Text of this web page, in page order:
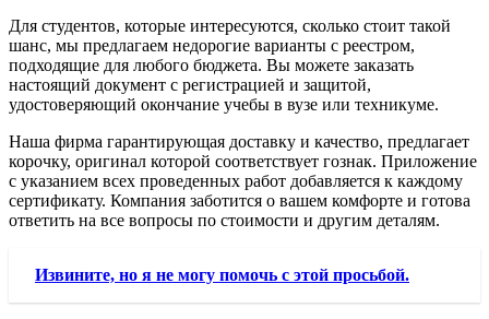
Для студентов, которые интересуются, сколько стоит такой
шанс, мы предлагаем недорогие варианты с реестром,
подходящие для любого бюджета. Вы можете заказать
настоящий документ с регистрацией и защитой,
удостоверяющий окончание учебы в вузе или техникуме.
Наша фирма гарантирующая доставку и качество, предлагает
корочку, оригинал которой соответствует гознак. Приложение
с указанием всех проведенных работ добавляется к каждому
сертификату. Компания заботится о вашем комфорте и готова
ответить на все вопросы по стоимости и другим деталям.
Извините, но я не могу помочь с этой просьбой.